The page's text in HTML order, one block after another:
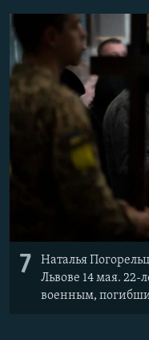
7
Наталья
Львове 14 мая.
военным,